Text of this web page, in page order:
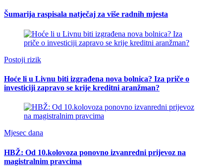
Šumarija raspisala natječaj za više radnih mjesta
Postoji rizik
Hoće li u Livnu biti izgrađena nova bolnica? Iza priče o
investiciji zapravo se krije kreditni aranžman?
Mjesec dana
HBŽ: Od 10.kolovoza ponovno izvanredni prijevoz na
magistralnim pravcima